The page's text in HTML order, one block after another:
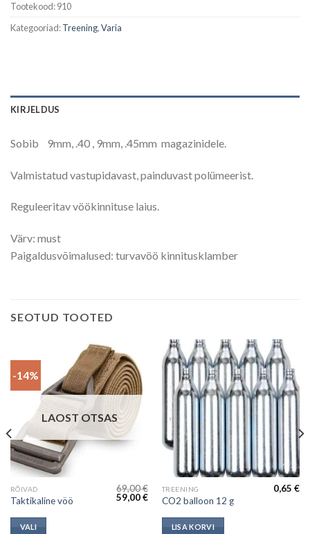
Tootekood:910
Kategooriad:Treening,Varia
KIRJELDUS
Sobib 9mm, .40 , 9mm, .45mm magazinidele.
Valmistatud vastupidavast, painduvast polümeerist.
Reguleeritav vöökinnituse laius.
Värv: must
Paigaldusvõimalused: turvavöö kinnitusklamber
SEOTUD TOOTED
-14%
LAOST OTSAS
RÕIVAD
Taktikaline vöö
69,00€
Algne
hind
59,00€Current
price
59,00 €.
VALI
This
product
has
TREENING
CO2 balloon 12 g
0,65€
LISA KORVI
€.